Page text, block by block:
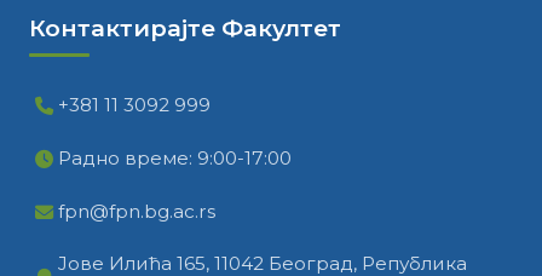
Контактирајте Факултет
+381 11 3092 999
Радно време: 9:00-17:00
fpn@fpn.bg.ac.rs
Јове Илића 165, 11042 Београд, Република